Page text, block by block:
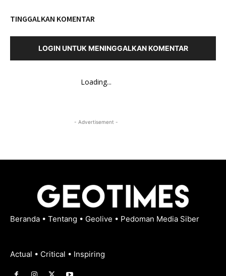
TINGGALKAN KOMENTAR
LOGIN UNTUK MENINGGALKAN KOMENTAR
Loading...
- Advertisement -
Beranda • Tentang • Geolive • Pedoman Media Siber
Actual • Critical • Inspiring